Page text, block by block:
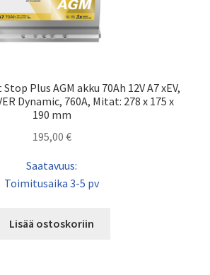
Plus AGM akku 70Ah 12V A7 xEV,
Dynamic, 760A, Mitat: 278 x 175 x
190 mm
195,00 €
Saatavuus:
Toimitusaika 3-5 pv
Lisää ostoskoriin